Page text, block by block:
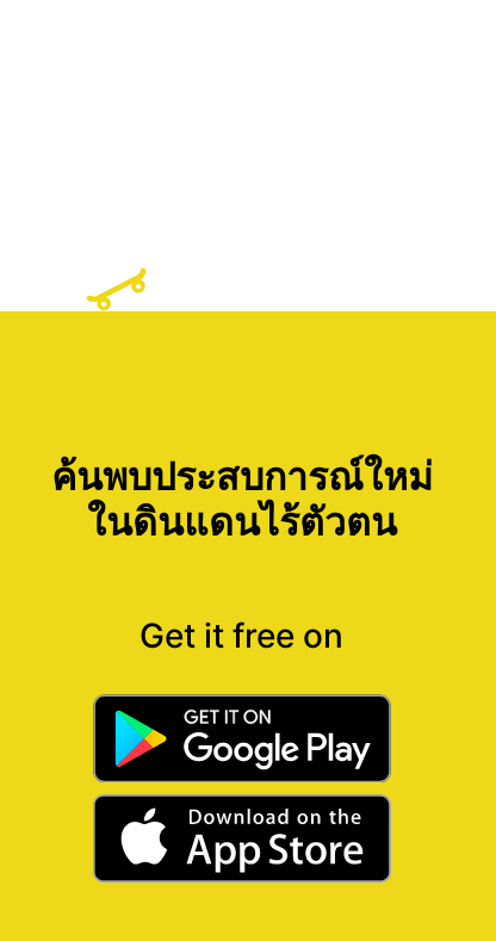
ค้นพบประสบการณ์ใหม่
ในดินแดนไร้ตัวตน
Get it free on